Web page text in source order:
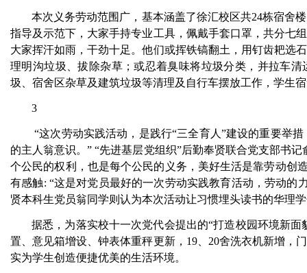
本次义务劳动范围广，基本涵盖了徐汇校区共24栋宿舍
指导及示范下，大家手持专业工具，佩戴手套口罩，共分七
大家挥汗如雨，干劲十足。他们或挥铁镐翻土，用钉齿耙选
理明沟垃圾、拔除杂草；或忍着臭味将垃圾分类，并拉车
圾、宿舍区杂草及建筑垃圾等清理及自行车摆放工作，学生
3
“这次劳动实践活动，是践行“三全育人”建设的重要举
的主人翁意识。” “先进基层党组织”后勤奉贤联合党支部书
个公民的权利，也是每个公民的义务，美好生活是靠劳动创
有感触: “这是对党员最好的一次劳动实践教育活动，劳动的
贤本科生党员翁同学则认为本次活动让习惯埋头读书的华理
据悉，为落实校十一次党代会提出的“打造校园环境新
置、意见箱增设、钟表体重秤更新， 19、 20舍洗衣机新增，
实为学生创造便捷优美的生活环境。